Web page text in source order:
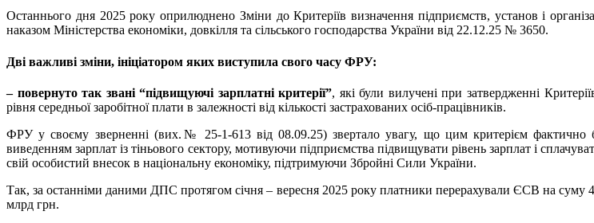
Останнього дня 2025 року оприлюднено Зміни до Критеріїв визначення підприємств, установ і
наказом Міністерства економіки, довкілля та сільського господарства України від 22.12.25 № 3650.
Дві важливі зміни, ініціатором яких виступила свого часу ФРУ:
– повернуто так звані “підвищуючі зарплатні критерії”, які були вилучені при затвердженні
рівня середньої заробітної плати в залежності від кількості застрахованих осіб-працівників.
ФРУ у своєму зверненні (вих.№ 25-1-613 від 08.09.25) звертало увагу, що цим критерієм фактично
виведенням зарплат із тіньового сектору, мотивуючи підприємства підвищувати рівень зарплат і
свій особистий внесок в національну економіку, підтримуючи Збройні Сили України.
Так, за останніми даними ДПС протягом січня – вересня 2025 року платники перерахували ЄСВ на суму
млрд грн.